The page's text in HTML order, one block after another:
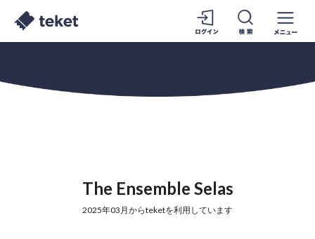
The Ensemble Selas
2025年03月からteketを利用しています